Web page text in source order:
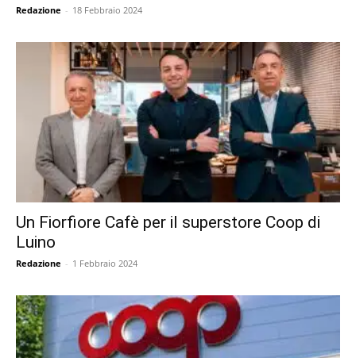
Redazione - 18 Febbraio 2024
Un Fiorfiore Cafè per il superstore Coop di
Luino
Redazione - 1 Febbraio 2024